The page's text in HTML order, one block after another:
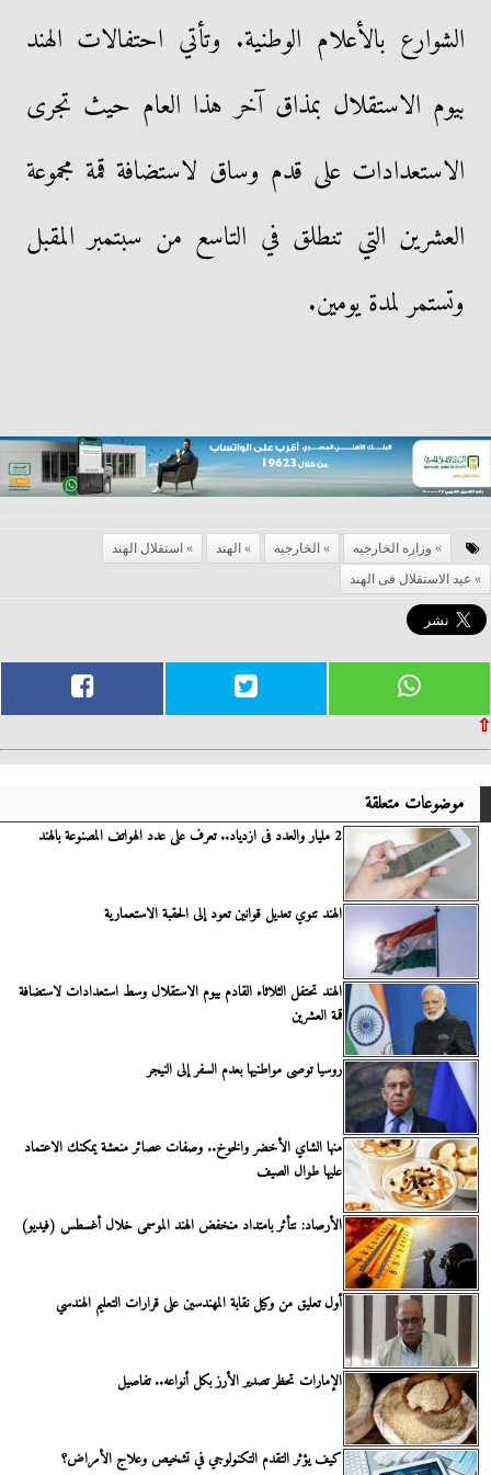
الشوارع بالأعلام الوطنية. وتأتي احتفالات الهند
بيوم الاستقلال بمذاق آخر هذا العام حيث تجرى
الاستعدادات على قدم وساق لاستضافة قمة مجموعة
العشرين التي تنطلق في التاسع من سبتمبر المقبل
وتستمر لمدة يومين.
وزاره الخارجيه الخارجيه الهند
استقلال الهند
عيد الاستقلال فى الهند
⇧
موضوعات متعلقة
2 مليار والعدد فى ازدياد.. تعرف على عدد الهواتف المصنوعة بالهند
الهند تنوي تعديل قوانين تعود إلى الحقبة الاستعمارية
الهند تحتفل الثلاثاء القادم بيوم الاستقلال وسط استعدادات لاستضافة
قمة العشرين
روسيا توصى مواطنيها بعدم السفر إلى النيجر
منها الشاي الأخضر والخوخ.. وصفات عصائر منعشة يمكنك الاعتماد
عليها طوال الصيف
الأرصاد: نتأثر بامتداد منخفض الهند الموسمى خلال أغسطس (فيديو)
أول تعليق من وكيل نقابة المهندسين على قرارات التعليم الهندسي
الإمارات تحظر تصدير الأرز بكل أنواعه.. تفاصيل
كيف يؤثر التقدم التكنولوجي في تشخيص وعلاج الأمراض؟